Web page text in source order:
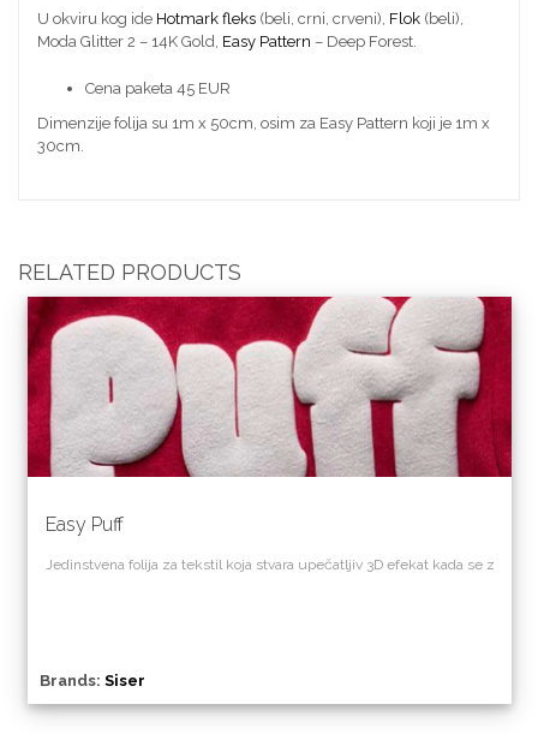
U okviru kog ide Hotmark fleks (beli, crni, crveni), Flok (beli),
Moda Glitter 2 – 14K Gold, Easy Pattern – Deep Forest.
Cena paketa 45 EUR
Dimenzije folija su 1m x 50cm, osim za Easy Pattern koji je 1m x
30cm.
RELATED PRODUCTS
Easy Puff
Jedinstvena folija za tekstil koja stvara upečatljiv3D efekat kada se zagreje
Brands: Siser